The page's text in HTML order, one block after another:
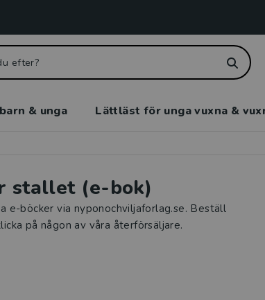
& unga Lättläst för unga vuxna &
stallet (e-bok)
e-böcker via nyponochviljaforlag.se. Beställ
på någon av våra återförsäljare.